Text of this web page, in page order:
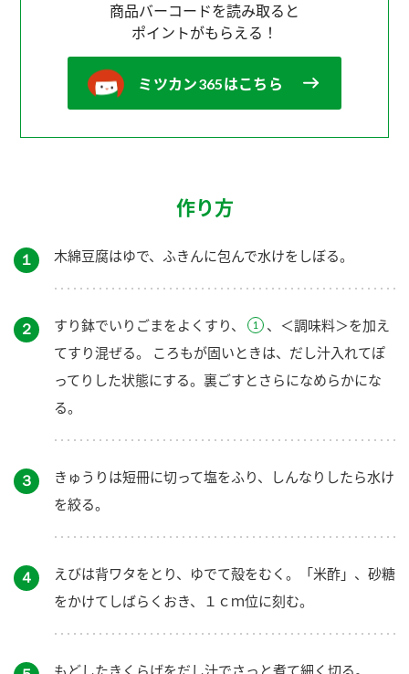
商品バーコードを読み取ると
ポイントがもらえる！
ミツカン365はこちら
作り方
１ 木綿豆腐はゆで、ふきんに包んで水けをしぼる。
２ すり鉢でいりごまをよくすり、
、＜調味料＞を加え
てすり混ぜる。 ころもが固いときは、だし汁入れてぽ
ってりした状態にする。裏ごすとさらになめらかにな
る。
３
きゅうりは短冊に切って塩をふり、しんなりしたら水け
を絞る。
４
えびは背ワタをとり、ゆでて殻をむく。「米酢」、砂糖
をかけてしばらくおき、１ｃｍ位に刻む。
もどしたきくらげをだし汁でさっと煮て細く切る。